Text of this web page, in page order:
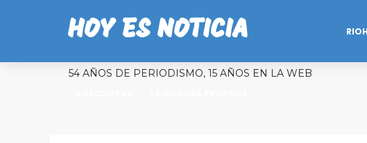
HOY ES NOTICIA
54 AÑOS DE PERIODISMO, 15 AÑOS EN LA WEB